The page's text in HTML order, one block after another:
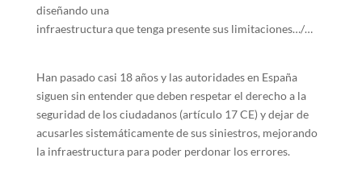
diseñando una
infraestructura que tenga presente sus limitaciones…/…
Han pasado casi 18 años y las autoridades en España
siguen sin entender que deben respetar el derecho a la
seguridad de los ciudadanos (artículo 17 CE) y dejar de
acusarles sistemáticamente de sus siniestros, mejorando
la infraestructura para poder perdonar los errores.